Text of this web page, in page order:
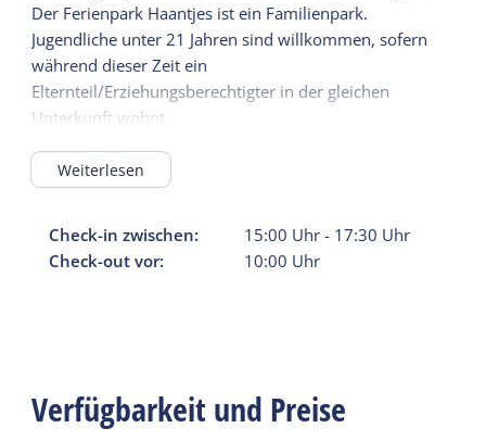
Der Ferienpark Haantjes ist ein Familienpark.
Jugendliche unter 21 Jahren sind willkommen, sofern
während dieser Zeit ein
Elternteil/Erziehungsberechtigter in der gleichen
Unterkunft wohnt.
Weiterlesen
Check-in zwischen: 15:00 Uhr - 17:30 Uhr
Check-out vor:
10:00 Uhr
Verfügbarkeit und Preise